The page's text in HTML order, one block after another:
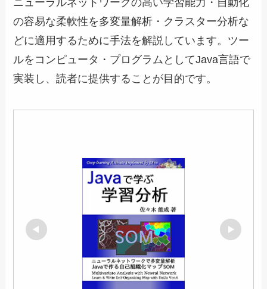
の容易な柔軟性を多変量解析・クラスター分析な
どに適用するために手法を解説しています。ツー
ルをコンピュータ・プログラムとしてJava言語で
実装し、読者に提供することが目的です。